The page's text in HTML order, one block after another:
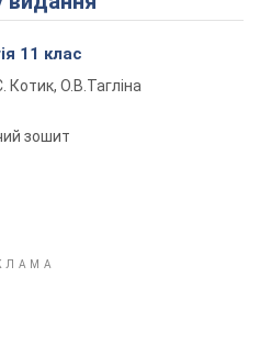
11 клас
Котик, О.В.Тагліна
зошит